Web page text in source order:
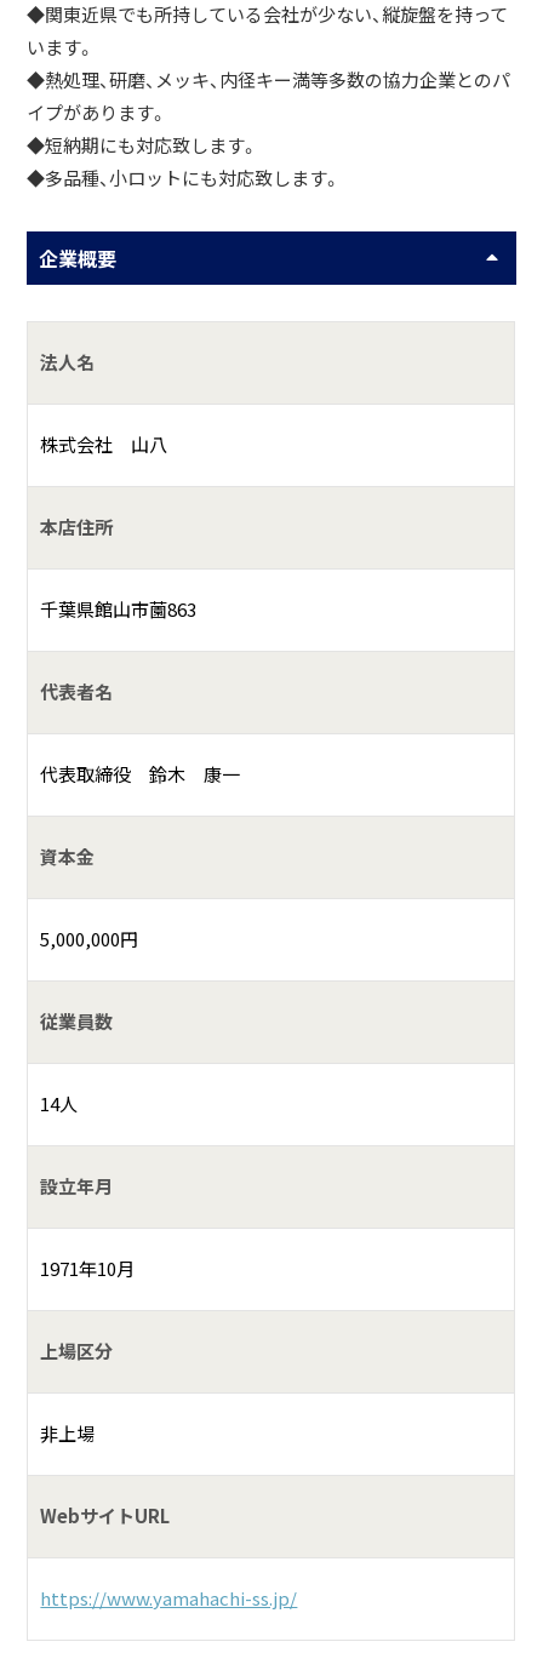
◆関東近県でも所持している会社が少ない、縦旋盤を持って
います。
◆熱処理、研磨、メッキ、内径キー満等多数の協力企業とのパ
イプがあります。
◆短納期にも対応致します。
◆多品種、小ロットにも対応致します。
企業概要
法人名
株式会社 山八
本店住所
千葉県館山市薗863
代表者名
代表取締役 鈴木 康一
資本金
5,000,000円
従業員数
14人
設立年月
1971年10月
上場区分
非上場
WebサイトURL
https://www.yamahachi-ss.jp/